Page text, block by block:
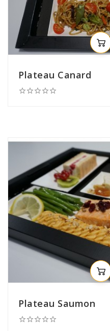
Plateau Canard

Plateau Saumon
